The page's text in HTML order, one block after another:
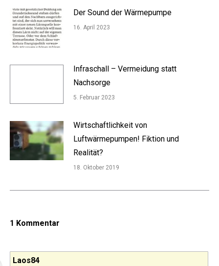
Der Sound der Wärmepumpe
16. April 2023
Infraschall – Vermeidung statt
Nachsorge
5. Februar 2023
Wirtschaftlichkeit von
Luftwärmepumpen! Fiktion und
Realität?
18. Oktober 2019
1 Kommentar
Laos84